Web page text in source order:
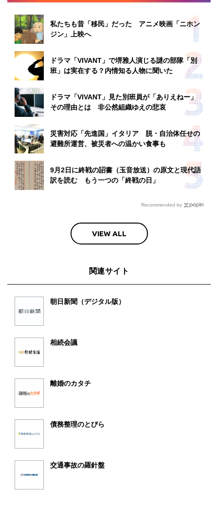
私たちも昔「移民」だった アニメ映画「ニホン
ジン」上映へ
ドラマ「VIVANT」で堺雅人演じる謎の部隊「別
班」は実在する？内情知る人物に聞いた
ドラマ「VIVANT」見た別班員が「ありえねー」
その理由とは 非公然組織ゆえの悲哀
災害対応「先進国」イタリア 脱・自治体任せの
避難所運営、被災者への温かい食事も
9月2日に終戦の詔書（玉音放送）の原文と現代語
訳を読む もう一つの「終戦の日」
Recommended by
VIEW ALL
関連サイト
朝日新聞（デジタル版）
相続会議
離婚のカタチ
債務整理のとびら
交通事故の羅針盤